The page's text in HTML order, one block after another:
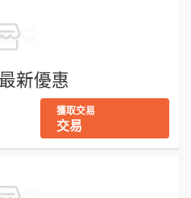
新優惠
獲取交易
交易